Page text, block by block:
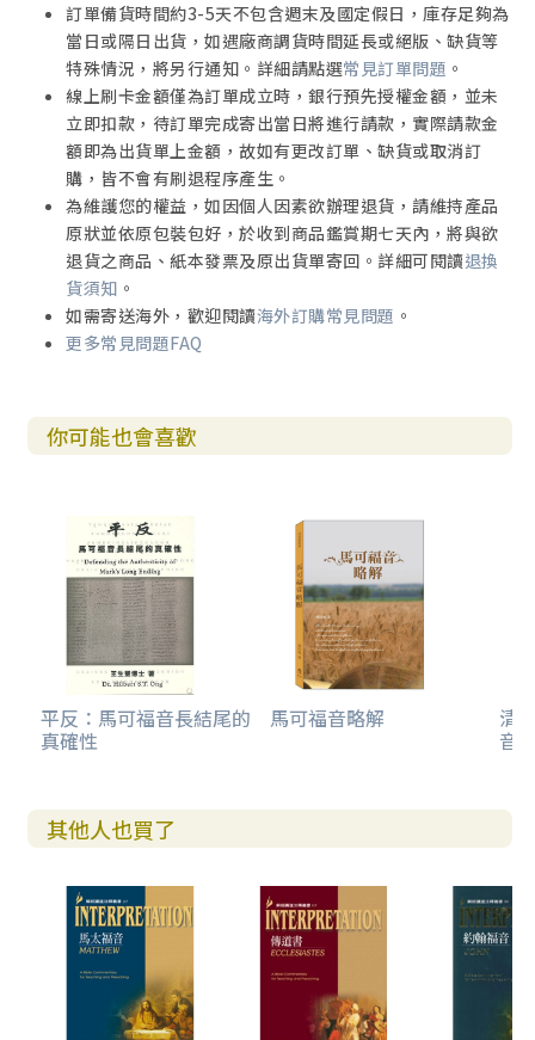
訂單備貨時間約3-5天不包含週末及國定假日，庫存足夠為
當日或隔日出貨，如遇廠商調貨時間延長或絕版、缺貨等
特殊情況，將另行通知。詳細請點選常見訂單問題 。
線上刷卡金額僅為訂單成立時，銀行預先授權金額，並未
立即扣款，待訂單完成寄出當日將進行請款，實際請款金
額即為出貨單上金額，故如有更改訂單、缺貨或取消訂
購，皆不會有刷退程序產生。
為維護您的權益，如因個人因素欲辦理退貨，請維持產品
原狀並依原包裝包好，於收到商品鑑賞期七天內，將與欲
退貨之商品、紙本發票及原出貨單寄回。詳細可閱讀退換
貨須知 。
如需寄送海外，歡迎閱讀海外訂購常見問題 。
更多常見問題FAQ
你可能也會喜歡
平反：馬可福音長結尾的
真確性
馬可福音略解 清
音
其他人也買了